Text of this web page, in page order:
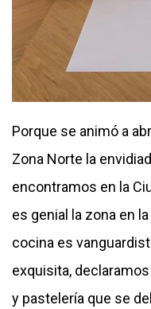
Porque se animó a
Zona Norte la
encontramos en la
es genial la zona en
cocina es
exquisita,
y pastelería que se